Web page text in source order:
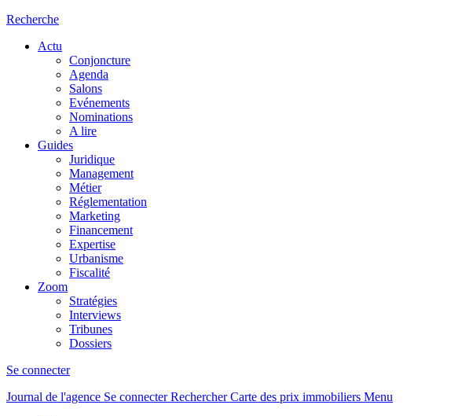
Recherche
Actu
Conjoncture
Agenda
Salons
Evénements
Nominations
A lire
Guides
Juridique
Management
Métier
Réglementation
Marketing
Financement
Expertise
Urbanisme
Fiscalité
Zoom
Stratégies
Interviews
Tribunes
Dossiers
Se connecter
Journal de l'agence Se connecterRechercher Carte des prix immobiliers Menu